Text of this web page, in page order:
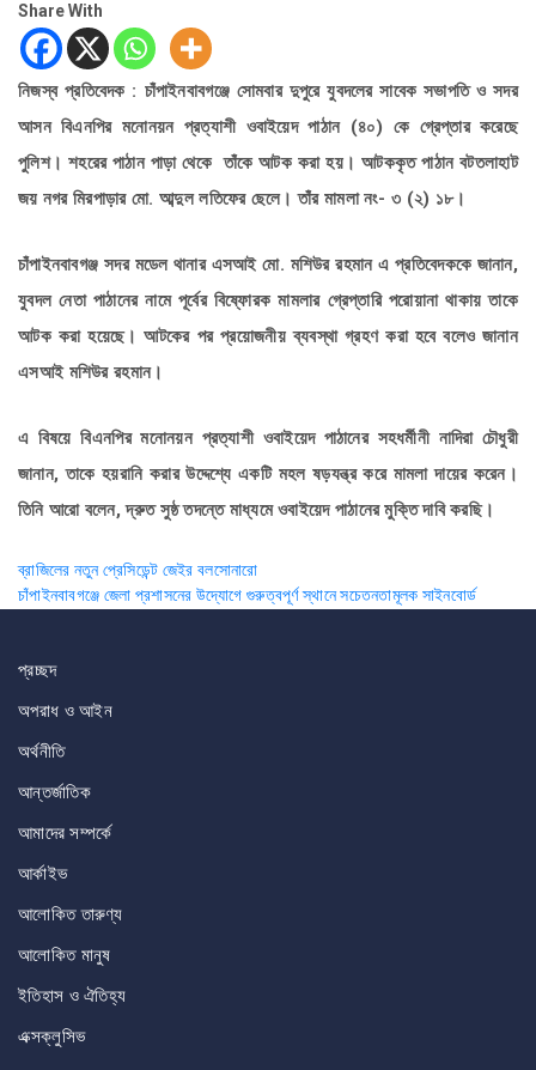
Share With
নিজস্ব প্রতিবেদক : চাঁপাইনবাবগঞ্জে সোমবার দুপুরে যুবদলের সাবেক সভাপতি ও সদর
আসন বিএনপির মনোনয়ন প্রত্যাশী ওবাইয়েদ পাঠান (৪০) কে গ্রেপ্তার করেছে
পুলিশ। শহরের পাঠান পাড়া থেকে তাঁকে আটক করা হয়। আটককৃত পাঠান বটতলাহাট
জয় নগর মিরপাড়ার মো. আব্দুল লতিফের ছেলে। তাঁর মামলা নং- ৩ (২) ১৮।
চাঁপাইনবাবগঞ্জ সদর মডেল থানার এসআই মো. মশিউর রহমান এ প্রতিবেদককে জানান,
যুবদল নেতা পাঠানের নামে পূর্বের বিষ্ফোরক মামলার গ্রেপ্তারি পরোয়ানা থাকায় তাকে
আটক করা হয়েছে। আটকের পর প্রয়োজনীয় ব্যবস্থা গ্রহণ করা হবে বলেও জানান
এসআই মশিউর রহমান।
এ বিষয়ে বিএনপির মনোনয়ন প্রত্যাশী ওবাইয়েদ পাঠানের সহধর্মীনী নাদিরা চৌধুরী
জানান, তাকে হয়রানি করার উদ্দেশ্যে একটি মহল ষড়যন্ত্র করে মামলা দায়ের করেন।
তিনি আরো বলেন, দ্রুত সুষ্ঠ তদন্তে মাধ্যমে ওবাইয়েদ পাঠানের মুক্তি দাবি করছি।
Post
navigation
ব্রাজিলের নতুন প্রেসিডেন্ট জেইর বলসোনারো
চাঁপাইনবাবগঞ্জে জেলা প্রশাসনের উদ্যোগে গুরুত্বপূর্ণ স্থানে সচেতনতামূলক সাইনবোর্ড
প্রচ্ছদ
অপরাধ ও আইন
অর্থনীতি
আন্তর্জাতিক
আমাদের সম্পর্কে
আর্কাইভ
আলোকিত তারুণ্য
আলোকিত মানুষ
ইতিহাস ও ঐতিহ্য
এক্সক্লুসিভ